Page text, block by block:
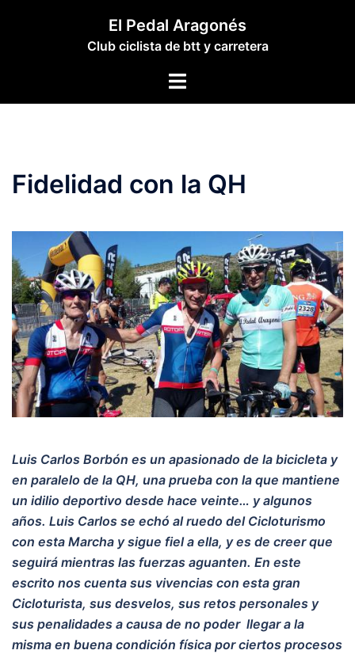
El Pedal Aragonés
Club ciclista de btt y carretera
Alternar
Fidelidad con la QH
Luis Carlos Borbón es un apasionado de la bicicleta y
en paralelo de la QH, una prueba con la que mantiene
un idilio deportivo desde hace veinte… y algunos
años. Luis Carlos se echó al ruedo del Cicloturismo
con esta Marcha y sigue fiel a ella, y es de creer que
seguirá mientras las fuerzas aguanten. En este
escrito nos cuenta sus vivencias con esta gran
Cicloturista, sus desvelos, sus retos personales y
sus penalidades a causa de no poder llegar a la
misma en buena condición física por ciertos procesos